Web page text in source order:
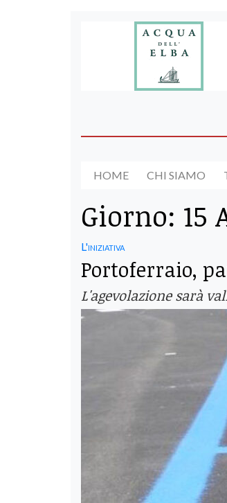
HOME CHI SIAMO
Giorno: 15
L'iniziativa
Portoferraio,
L'agevolazione sarà